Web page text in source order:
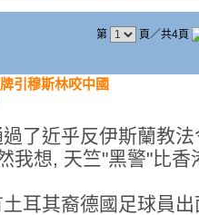
第 頁／共4頁
引穆斯林咬中國
了近乎反伊斯蘭教
我想, 天竺"黑警"比香
耳其裔德國足球員